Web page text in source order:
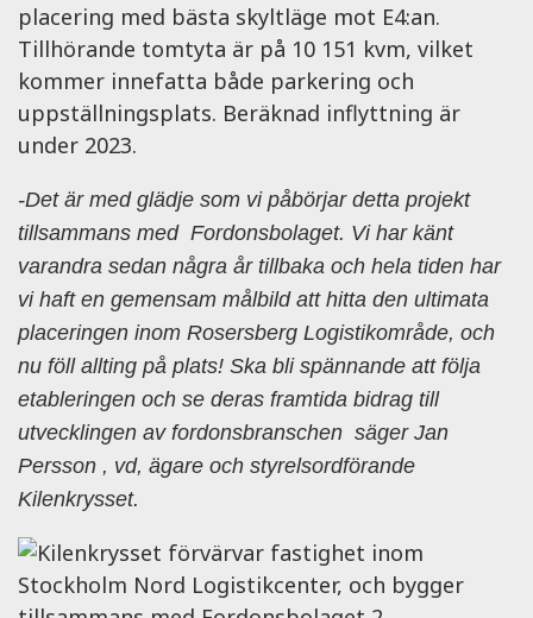
placering med bästa skyltläge mot E4:an.
Tillhörande tomtyta är på 10 151 kvm, vilket
kommer innefatta både parkering och
uppställningsplats. Beräknad inflyttning är
under 2023.
-Det är med glädje som vi påbörjar detta projekt
tillsammans med Fordonsbolaget. Vi har känt
varandra sedan några år tillbaka och hela tiden har
vi haft en gemensam målbild att hitta den ultimata
placeringen inom Rosersberg Logistikområde, och
nu föll allting på plats! Ska bli spännande att följa
etableringen och se deras framtida bidrag till
utvecklingen av fordonsbranschen säger Jan
Persson , vd, ägare och styrelsordförande
Kilenkrysset.